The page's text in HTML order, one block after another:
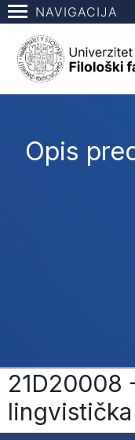
NAVIGACIJA
Opis
21D20008